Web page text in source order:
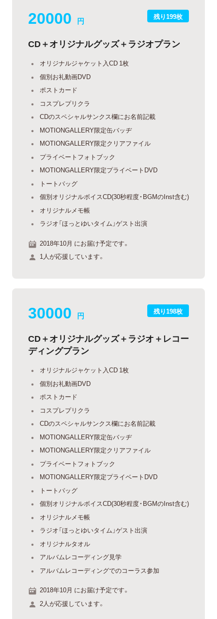
残り199枚
20000 円
CD＋オリジナルグッズ＋ラジオプラン
オリジナルジャケット入CD 1枚
個別お礼動画DVD
ポストカード
コスプレプリクラ
CDのスペシャルサンクス欄にお名前記載
MOTIONGALLERY限定缶バッヂ
MOTIONGALLERY限定クリアファイル
プライベートフォトブック
MOTIONGALLERY限定プライベートDVD
トートバッグ
個別オリジナルボイスCD(30秒程度・BGMのInst含む)
オリジナルメモ帳
ラジオ「ほっとゆいタイム」ゲスト出演
2018年10月 にお届け予定です。
1人が応援しています。
残り198枚
30000 円
CD＋オリジナルグッズ＋ラジオ＋レコー
ディングプラン
オリジナルジャケット入CD 1枚
個別お礼動画DVD
ポストカード
コスプレプリクラ
CDのスペシャルサンクス欄にお名前記載
MOTIONGALLERY限定缶バッヂ
MOTIONGALLERY限定クリアファイル
プライベートフォトブック
MOTIONGALLERY限定プライベートDVD
トートバッグ
個別オリジナルボイスCD(30秒程度・BGMのInst含む)
オリジナルメモ帳
ラジオ「ほっとゆいタイム」ゲスト出演
オリジナルタオル
アルバムレコーディング見学
アルバムレコーディングでのコーラス参加
2018年10月 にお届け予定です。
2人が応援しています。